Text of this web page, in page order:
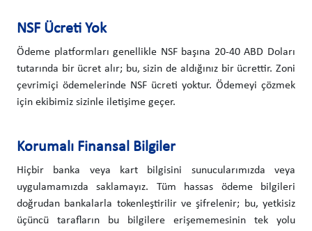
NSF Ücreti Yok
Ödeme platformları genellikle NSF başına 20-40 ABD Doları
tutarında bir ücret alır; bu, sizin de aldığınız bir ücrettir. Zoni
çevrimiçi ödemelerinde NSF ücreti yoktur. Ödemeyi çözmek
için ekibimiz sizinle iletişime geçer.
Korumalı Finansal Bilgiler
Hiçbir banka veya kart bilgisini sunucularımızda veya
uygulamamızda saklamayız. Tüm hassas ödeme bilgileri
doğrudan bankalarla tokenleştirilir ve şifrelenir; bu, yetkisiz
üçüncü tarafların bu bilgilere erişememesinin tek yolu